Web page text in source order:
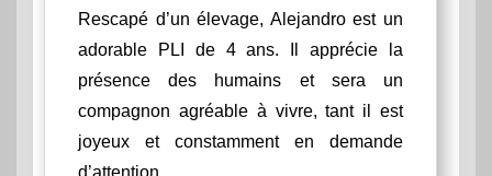
Rescapé d’un élevage, Alejandro est un
adorable PLI de 4 ans. Il apprécie la
présence des humains et sera un
compagnon agréable à vivre, tant il est
joyeux et constamment en demande